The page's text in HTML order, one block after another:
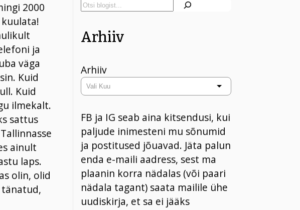
2000
ja
väga
Kuid
Kuid
ilmekalt.
sattus
ainult
laps.
olin, olid
Arhiiv
Arhiiv
FB ja IG seab aina kitsendusi, kui
paljude inimesteni mu sõnumid
ja postitused jõuavad. Jäta palun
enda e-maili aadress, sest ma
plaanin korra nädalas (või paari
nädala tagant) saata mailile ühe
uudiskirja, et sa ei jääks